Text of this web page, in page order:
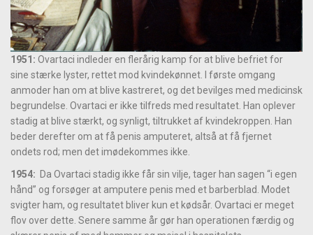
1951: Ovartaci indleder en flerårig kamp for at blive befriet for
sine stærke lyster, rettet mod kvindekønnet. I første omgang
anmoder han om at blive kastreret, og det bevilges med medicinsk
begrundelse. Ovartaci er ikke tilfreds med resultatet. Han oplever
stadig at blive stærkt, og synligt, tiltrukket af kvindekroppen. Han
beder derefter om at få penis amputeret, altså at få fjernet
ondets rod; men det imødekommes ikke.
1954: Da Ovartaci stadig ikke får sin vilje, tager han sagen “i egen
hånd” og forsøger at amputere penis med et barberblad. Modet
svigter ham, og resultatet bliver kun et kødsår. Ovartaci er meget
flov over dette. Senere samme år gør han operationen færdig og